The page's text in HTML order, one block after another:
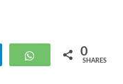
Telegram WhatsApp
0
SHARES